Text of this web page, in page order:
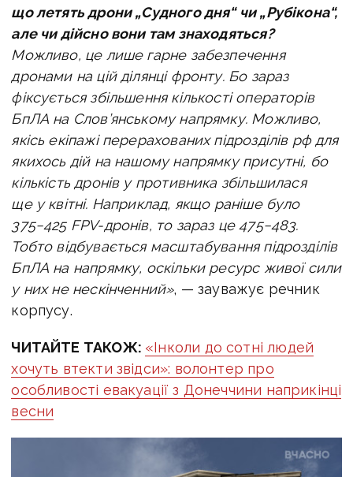
що летять дрони „Судного дня“ чи „Рубікона“,
але чи дійсно вони там знаходяться?
Можливо, це лише гарне забезпечення
дронами на цій ділянці фронту. Бо зараз
фіксується збільшення кількості операторів
БпЛА на Слов’янському напрямку. Можливо,
якісь екіпажі перерахованих підрозділів рф для
якихось дій на нашому напрямку присутні, бо
кількість дронів у противника збільшилася
ще у квітні. Наприклад, якщо раніше було
375−425 FPV-дронів, то зараз це 475−483.
Тобто відбувається масштабування підрозділів
БпЛА на напрямку, оскільки ресурс живої сили
у них не нескінченний», — зауважує речник
корпусу.
ЧИТАЙТЕ ТАКОЖ: «Інколи до сотні людей
хочуть втекти звідси»: волонтер про
особливості евакуації з Донеччини наприкінці
весни